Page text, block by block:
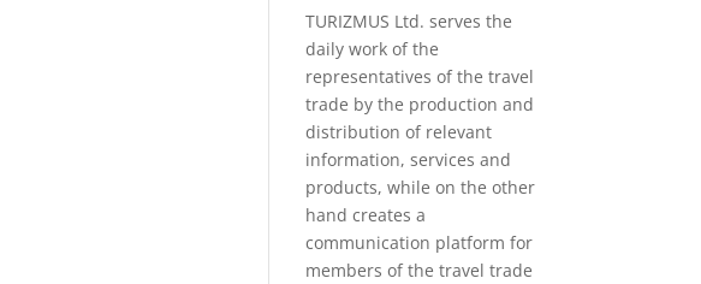
TURIZMUS Ltd. serves the
daily work of the
representatives of the travel
trade by the production and
distribution of relevant
information, services and
products, while on the other
hand creates a
communication platform for
members of the travel trade